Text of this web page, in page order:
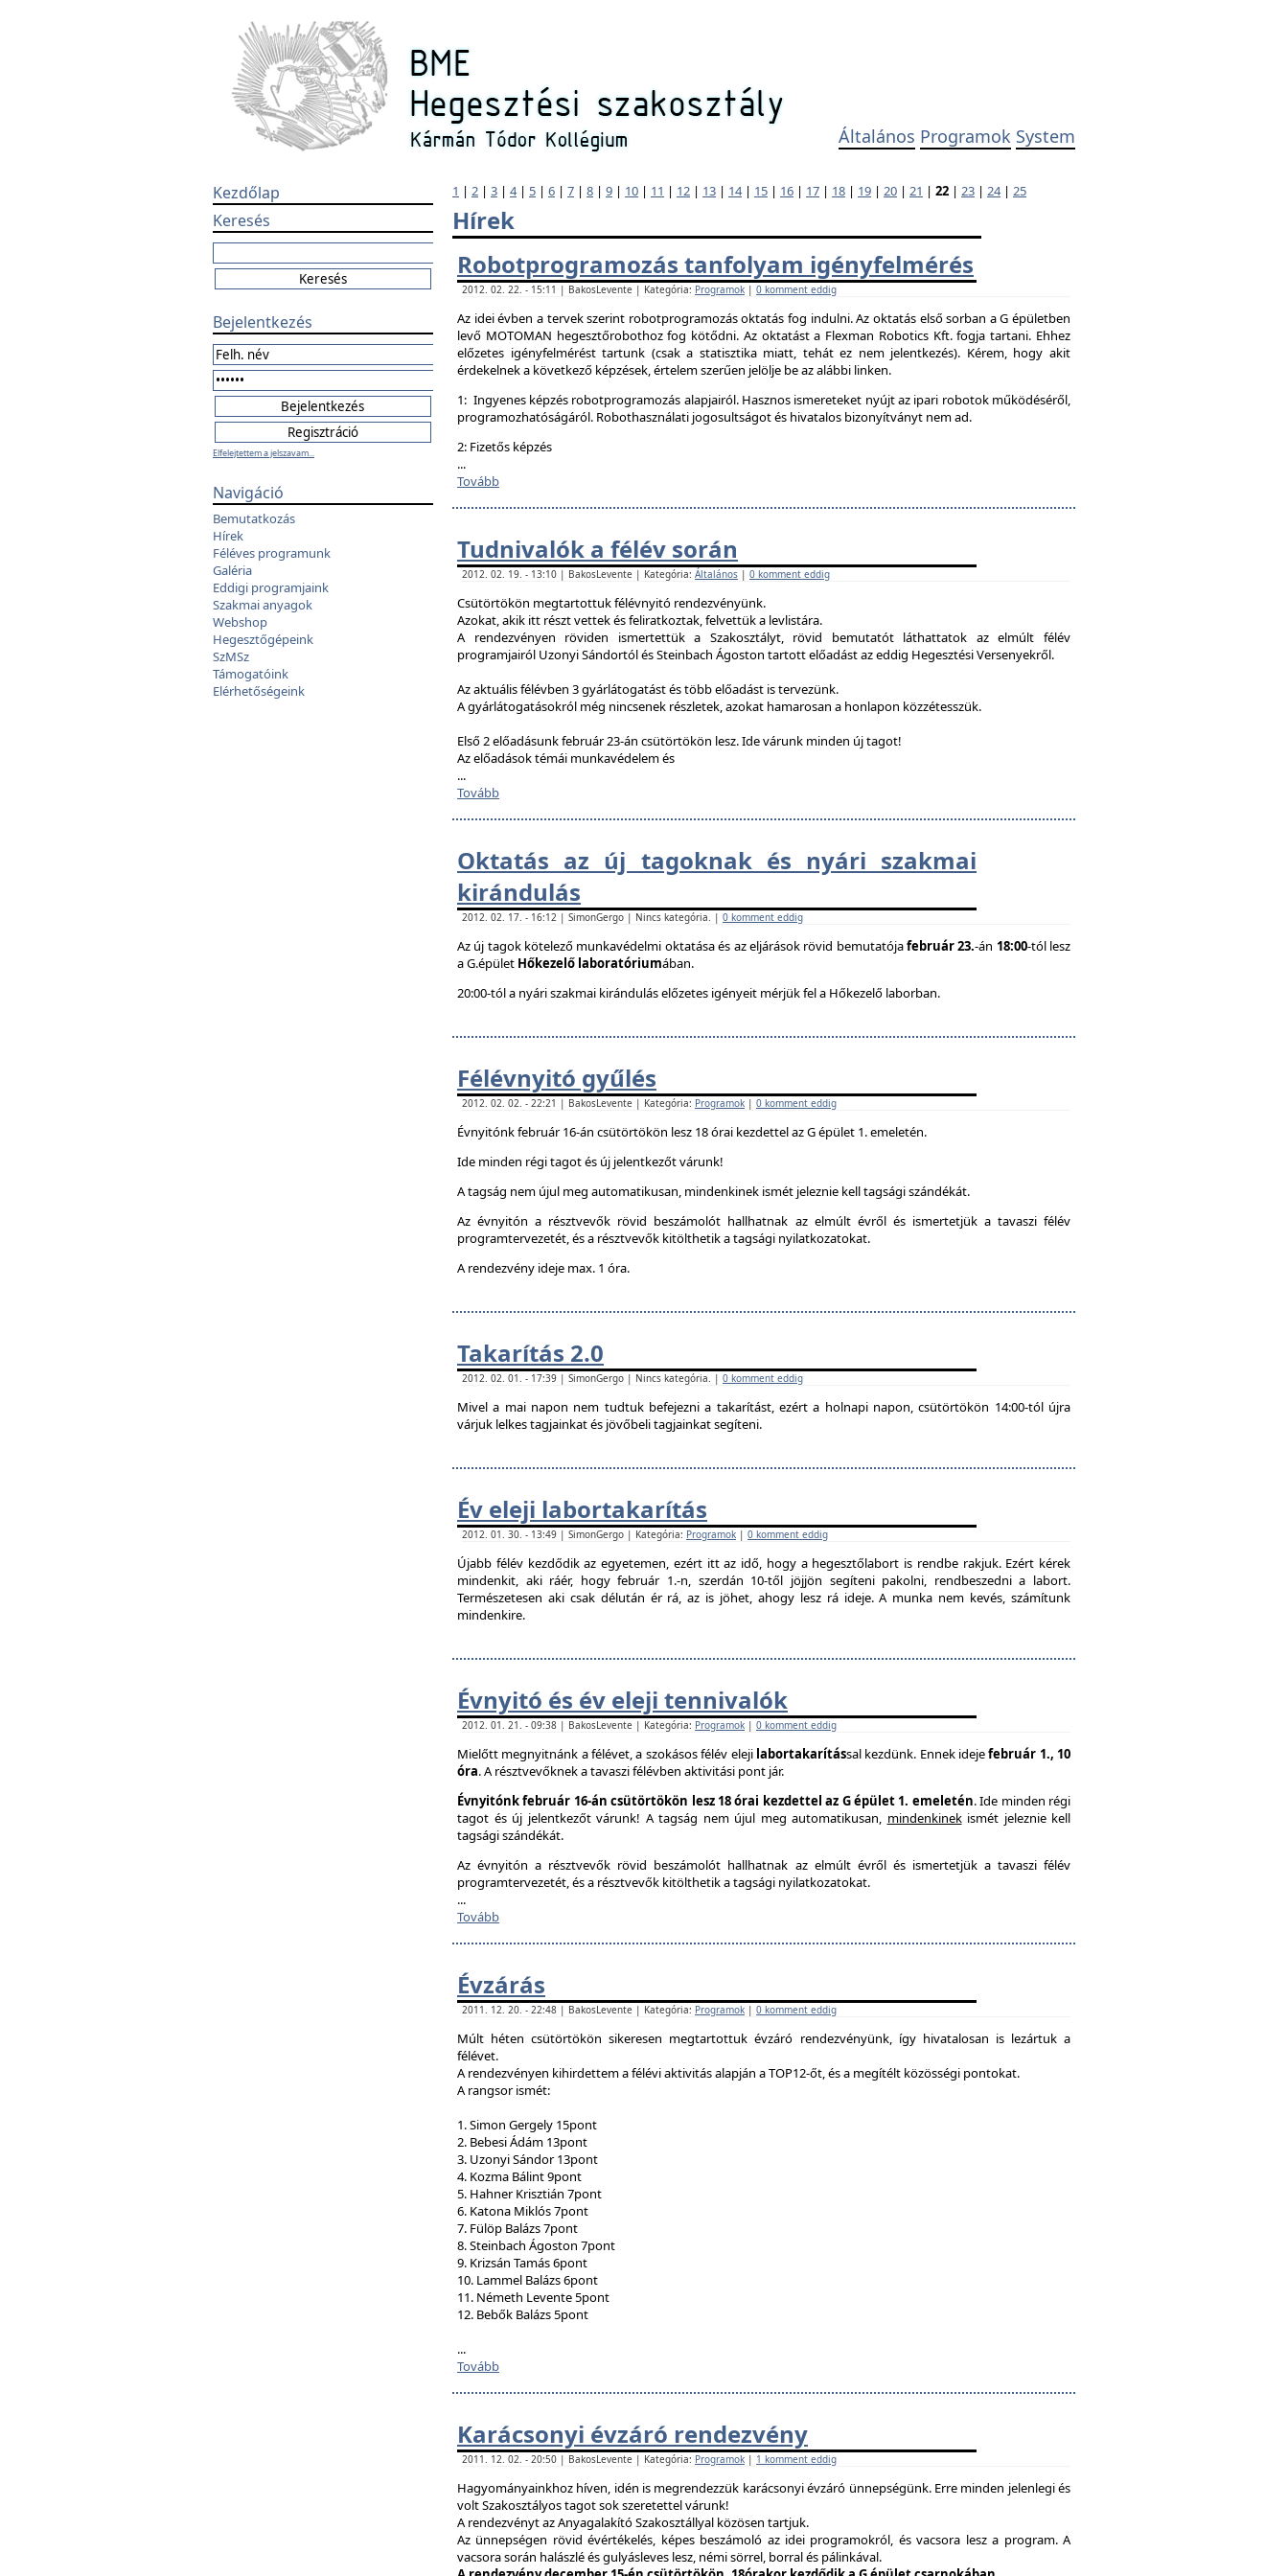
Általános Programok System
Kezdőlap
Keresés
Bejelentkezés
Elfelejtettem a jelszavam...
Navigáció
Bemutatkozás
Hírek
Féléves programunk
Galéria
Eddigi programjaink
Szakmai anyagok
Webshop
Hegesztőgépeink
SzMSz
Támogatóink
Elérhetőségeink
1 | 2 | 3 | 4| 5 | 6 | 7 | 8 | 9 | 10 | 11 | 12 | 13 | 14| 15 | 16 | 17 | 18 | 19 | 20 | 21 | 22 | 23 | 24| 25
Hírek
Robotprogramozás tanfolyam igényfelmérés
2012. 02. 22. - 15:11 | BakosLevente | Kategória: Programok | 0 komment eddig
Az idei évben a tervek szerint robotprogramozás oktatás fog indulni. Az oktatás első sorban a G épületben
levő MOTOMAN hegesztőrobothoz fog kötődni. Az oktatást a Flexman Robotics Kft. fogja tartani. Ehhez
előzetes igényfelmérést tartunk (csak a statisztika miatt, tehát ez nem jelentkezés). Kérem, hogy akit
érdekelnek a következő képzések, értelem szerűen jelölje be az alábbi linken.
1: Ingyenes képzés robotprogramozás alapjairól. Hasznos ismereteket nyújt az ipari robotok működéséről,
programozhatóságáról. Robothasználati jogosultságot és hivatalos bizonyítványt nem ad.
2: Fizetős képzés
...
Tovább
Tudnivalók a félév során
2012. 02. 19. - 13:10 | BakosLevente | Kategória: Általános | 0 komment eddig
Csütörtökön megtartottuk félévnyitó rendezvényünk.
Azokat, akik itt részt vettek és feliratkoztak, felvettük a levlistára.
A rendezvényen röviden ismertettük a Szakosztályt, rövid bemutatót láthattatok az elmúlt félév
programjairól Uzonyi Sándortól és Steinbach Ágoston tartott előadást az eddig Hegesztési Versenyekről.
Az aktuális félévben 3 gyárlátogatást és több előadást is tervezünk.
A gyárlátogatásokról még nincsenek részletek, azokat hamarosan a honlapon közzétesszük.
Első 2 előadásunk február 23-án csütörtökön lesz. Ide várunk minden új tagot!
Az előadások témái munkavédelem és
...
Tovább
Oktatás az új tagoknak és nyári szakmai
kirándulás
2012. 02. 17. - 16:12 | SimonGergo | Nincs kategória. | 0 komment eddig
Az új tagok kötelező munkavédelmi oktatása és az eljárások rövid bemutatójafebruár 23.-án 18:00-tól lesz
a G.épület Hőkezelő laboratóriumában.
20:00-tól a nyári szakmai kirándulás előzetes igényeit mérjük fel a Hőkezelő laborban.
Félévnyitó gyűlés
2012. 02. 02. - 22:21 | BakosLevente | Kategória: Programok | 0 komment eddig
Évnyitónk február 16-án csütörtökön lesz 18 órai kezdettel az G épület 1. emeletén.
Ide minden régi tagot és új jelentkezőt várunk!
A tagság nem újul meg automatikusan, mindenkinek ismét jeleznie kell tagsági szándékát.
Az évnyitón a résztvevők rövid beszámolót hallhatnak az elmúlt évről és ismertetjük a tavaszi félév
programtervezetét, és a résztvevők kitölthetik a tagsági nyilatkozatokat.
A rendezvény ideje max. 1 óra.
Takarítás 2.0
2012. 02. 01. - 17:39 | SimonGergo | Nincs kategória. | 0 komment eddig
Mivel a mai napon nem tudtuk befejezni a takarítást, ezért a holnapi napon, csütörtökön 14:00-tól újra
várjuk lelkes tagjainkat és jövőbeli tagjainkat segíteni.
Év eleji labortakarítás
2012. 01. 30. - 13:49 | SimonGergo | Kategória: Programok | 0 komment eddig
Újabb félév kezdődik az egyetemen, ezért itt az idő, hogy a hegesztőlabort is rendbe rakjuk. Ezért kérek
mindenkit, aki ráér, hogy február 1.-n, szerdán 10-től jöjjön segíteni pakolni, rendbeszedni a labort.
Természetesen aki csak délután ér rá, az is jöhet, ahogy lesz rá ideje. A munka nem kevés, számítunk
mindenkire.
Évnyitó és év eleji tennivalók
2012. 01. 21. - 09:38 | BakosLevente | Kategória: Programok | 0 komment eddig
Mielőtt megnyitnánk a félévet, a szokásos félév eleji labortakarítással kezdünk. Ennek idejefebruár 1., 10
óra. A résztvevőknek a tavaszi félévben aktivitási pont jár.
Évnyitónk február 16-án csütörtökön lesz 18 órai kezdettel az G épület 1. emeletén. Ide minden régi
tagot és új jelentkezőt várunk! A tagság nem újul meg automatikusan, mindenkinekismét jeleznie kell
tagsági szándékát.
Az évnyitón a résztvevők rövid beszámolót hallhatnak az elmúlt évről és ismertetjük a tavaszi félév
programtervezetét, és a résztvevők kitölthetik a tagsági nyilatkozatokat.
...
Tovább
Évzárás
2011. 12. 20. - 22:48 | BakosLevente | Kategória: Programok | 0 komment eddig
Múlt héten csütörtökön sikeresen megtartottuk évzáró rendezvényünk, így hivatalosan is lezártuk a
félévet.
A rendezvényen kihirdettem a félévi aktivitás alapján a TOP12-őt, és a megítélt közösségi pontokat.
A rangsor ismét:
1. Simon Gergely 15pont
2. Bebesi Ádám 13pont
3. Uzonyi Sándor 13pont
4. Kozma Bálint 9pont
5. Hahner Krisztián 7pont
6. Katona Miklós 7pont
7. Fülöp Balázs 7pont
8. Steinbach Ágoston 7pont
9. Krizsán Tamás 6pont
10. Lammel Balázs 6pont
11. Németh Levente 5pont
12. Bebők Balázs 5pont
...
Tovább
Karácsonyi évzáró rendezvény
2011. 12. 02. - 20:50 | BakosLevente | Kategória: Programok | 1 komment eddig
Hagyományainkhoz híven, idén is megrendezzük karácsonyi évzáró ünnepségünk. Erre minden jelenlegi és
volt Szakosztályos tagot sok szeretettel várunk!
A rendezvényt az Anyagalakító Szakosztállyal közösen tartjuk.
Az ünnepségen rövid évértékelés, képes beszámoló az idei programokról, és vacsora lesz a program. A
vacsora során halászlé és gulyásleves lesz, némi sörrel, borral és pálinkával.